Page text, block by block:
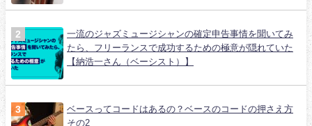
一流のジャズミュージシャンの確定申告事情を聞いてみ
たら、フリーランスで成功するための極意が隠れていた
【納浩一さん（ベーシスト）】
ベースってコードはあるの？ベースのコードの押さえ方
その2